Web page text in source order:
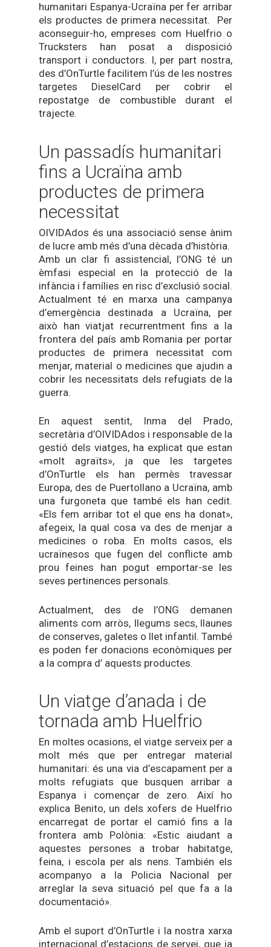
humanitari Espanya-Ucraïna per fer arribar
els productes de primera necessitat. Per
aconseguir-ho, empreses com Huelfrio o
Trucksters han posat a disposició
transport i conductors. I, per part nostra,
des d’OnTurtle facilitem l’ús de les nostres
targetes DieselCard per cobrir el
repostatge de combustible durant el
trajecte.
Un passadís humanitari
fins a Ucraïna amb
productes de primera
necessitat
OlVIDAdos és una associació sense ànim
de lucre amb més d’una dècada d’història.
Amb un clar fi assistencial, l’ONG té un
èmfasi especial en la protecció de la
infància i famílies en risc d’exclusió social.
Actualment té en marxa una campanya
d’emergència destinada a Ucraïna, per
això han viatjat recurrentment fins a la
frontera del país amb Romania per portar
productes de primera necessitat com
menjar, material o medicines que ajudin a
cobrir les necessitats dels refugiats de la
guerra.
En aquest sentit, Inma del Prado,
secretària d’OlVIDAdos i responsable de la
gestió dels viatges, ha explicat que estan
«molt agraïts», ja que les targetes
d’OnTurtle els han permès travessar
Europa, des de Puertollano a Ucraïna, amb
una furgoneta que també els han cedit.
«Els fem arribar tot el que ens ha donat»,
afegeix, la qual cosa va des de menjar a
medicines o roba. En molts casos, els
ucraïnesos que fugen del conflicte amb
prou feines han pogut emportar-se les
seves pertinences personals.
Actualment, des de l’ONG demanen
aliments com arròs, llegums secs, llaunes
de conserves, galetes o llet infantil. També
es poden fer donacions econòmiques per
a la compra d’ aquests productes.
Un viatge d’anada i de
tornada amb Huelfrio
En moltes ocasions, el viatge serveix per a
molt més que per entregar material
humanitari: és una via d’escapament per a
molts refugiats que busquen arribar a
Espanya i començar de zero. Així ho
explica Benito, un dels xofers de Huelfrio
encarregat de portar el camió fins a la
frontera amb Polònia: «Estic aiudant a
aquestes persones a trobar habitatge,
feina, i escola per als nens. También els
acompanyo a la Policia Nacional per
arreglar la seva situació pel que fa a la
documentació».
Amb el suport d’OnTurtle i la nostra xarxa
internacional d’estacions de servei, que ja